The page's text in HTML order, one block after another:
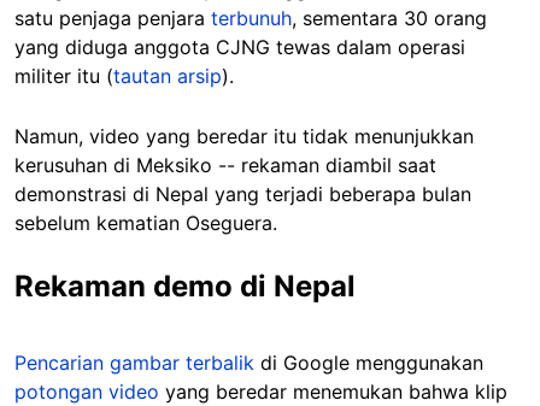
satu penjaga penjara terbunuh, sementara 30 orang
yang diduga anggota CJNG tewas dalam operasi
militer itu (tautan arsip).
Namun, video yang beredar itu tidak menunjukkan
kerusuhan di Meksiko -- rekaman diambil saat
demonstrasi di Nepal yang terjadi beberapa bulan
sebelum kematian Oseguera.
Rekaman demo di Nepal
Pencarian gambar terbalik di Google menggunakan
potongan video yang beredar menemukan bahwa klip